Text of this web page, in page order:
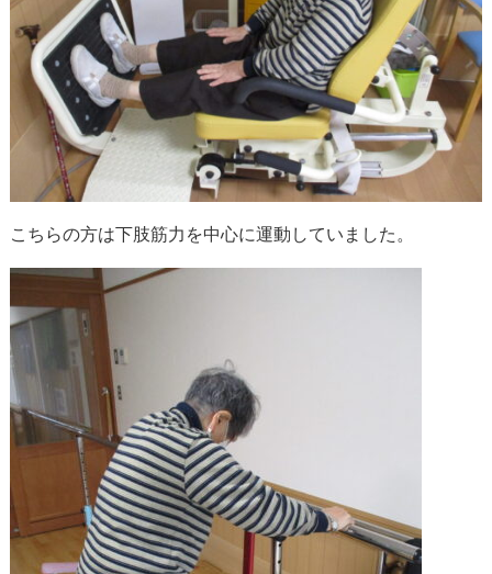
こちらの方は下肢筋力を中心に運動していました。